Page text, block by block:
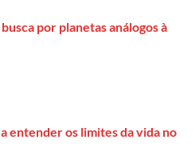
por planetas análogos à
entender os limites da vida no